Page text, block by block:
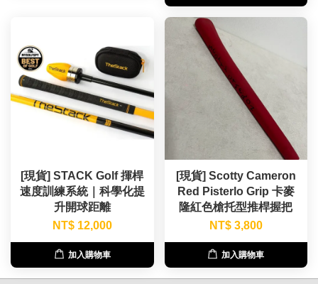
[現貨] STACK Golf 揮桿
速度訓練系統｜科學化提
升開球距離
NT$ 12,000
加入購物車
[現貨] Scotty Cameron
Red Pisterlo Grip 卡麥
隆紅色槍托型推桿握把
NT$ 3,800
加入購物車